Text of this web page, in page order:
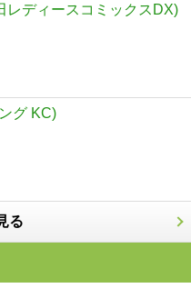
レディースコミックスDX)
グ KC)
る